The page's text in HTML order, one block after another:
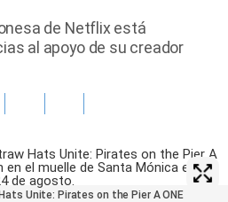
de Netflix está
al apoyo de su creador
Unite: Pirates on the Pier A ONE